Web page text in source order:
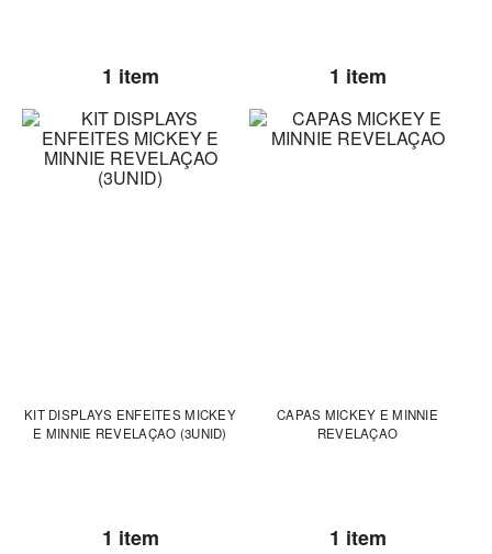
1 item 1 item
KIT DISPLAYS ENFEITES MICKEY
E MINNIE REVELAÇAO (3UNID)
1 item
CAPAS MICKEY E MINNIE
REVELAÇAO
1 item